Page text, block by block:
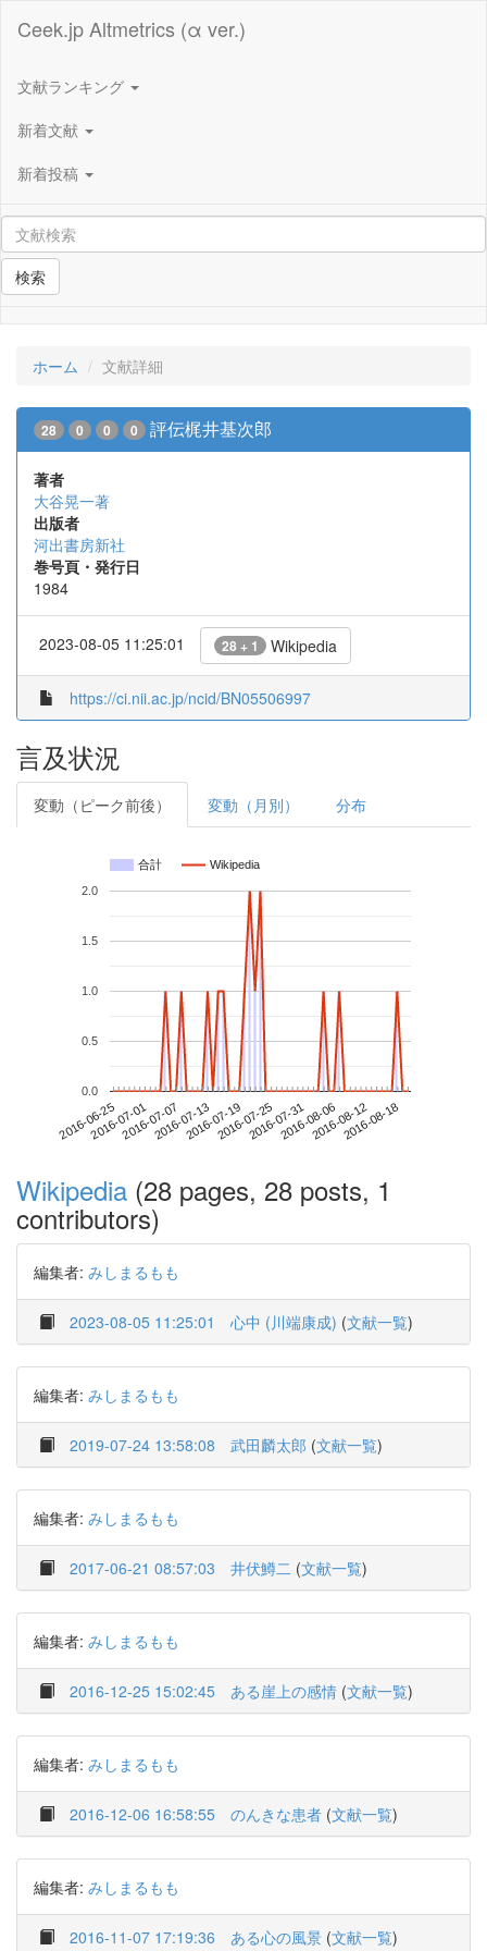
Ceek.jp Altmetrics (α ver.)
文献ランキング
新着文献
新着投稿
検索
ホーム 文献詳細
28 0 0 0 評伝梶井基次郎
著者
大谷晃一著
出版者
河出書房新社
巻号頁・発行日
1984
2023-08-05 11:25:01 28 + 1 Wikipedia
https://ci.nii.ac.jp/ncid/BN05506997
言及状況
変動（ピーク前後） 変動（月別） 分布
合計 Wikipedia
2016-06-252016-07-012016-07-072016-07-132016-07-192016-07-252016-07-312016-08-062016-08-122016-08-18
0.0
0.5
1.0
1.5
2.0
Wikipedia (28 pages, 28 posts, 1
contributors)
編集者: みしまるもも
2023-08-05 11:25:01 心中 (川端康成) (文献一覧)
編集者: みしまるもも
2019-07-24 13:58:08 武田麟太郎 (文献一覧)
編集者: みしまるもも
2017-06-21 08:57:03 井伏鱒二 (文献一覧)
編集者: みしまるもも
2016-12-25 15:02:45 ある崖上の感情 (文献一覧)
編集者: みしまるもも
2016-12-06 16:58:55 のんきな患者 (文献一覧)
編集者: みしまるもも
2016-11-07 17:19:36 ある心の風景 (文献一覧)